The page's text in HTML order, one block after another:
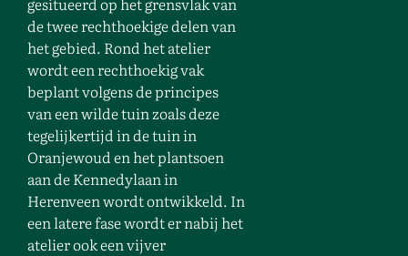
de twee rechthoekige delen van
het gebied. Rond het atelier
wordt een rechthoekig vak
beplant volgens de principes
van een wilde tuin zoals deze
tegelijkertijd in de tuin in
Oranjewoud en het plantsoen
aan de Kennedylaan in
Herenveen wordt ontwikkeld. In
een latere fase wordt er nabij het
atelier ook een vijver